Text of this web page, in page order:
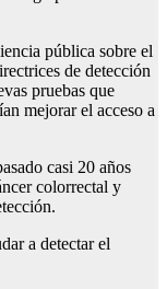
pública sobre el
de detección
pruebas que
mejorar el acceso a
casi 20 años
colorrectal y
a detectar el